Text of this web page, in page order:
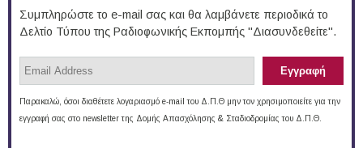
Συμπληρώστε το e-mail σας και θα λαμβάνετε περιοδικά το
Δελτίο Τύπου της Ραδιοφωνικής Εκπομπής "Διασυνδεθείτε".
Παρακαλώ, όσοι διαθέτετε λογαριασμό e-mail του Δ.Π.Θ μην τον χρησιμοποιείτε για την
εγγραφή σας στο newsletter της Δομής Απασχόλησης & Σταδιοδρομίας του Δ.Π.Θ.